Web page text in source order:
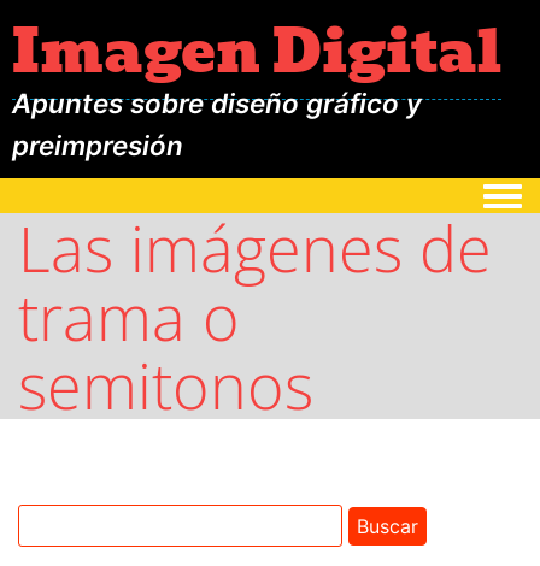
Imagen Digital
Apuntes sobre diseño gráfico y
preimpresión
Las imágenes de
trama o
semitonos